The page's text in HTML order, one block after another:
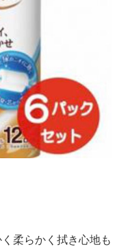
柔らかく拭き心地も